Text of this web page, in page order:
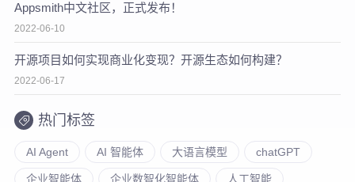
Appsmith中文社区，正式发布！
2022-06-10
开源项目如何实现商业化变现？开源生态如何构建？
2022-06-17
热门标签
AI Agent AI 智能体 大语言模型 chatGPT
企业智能体 企业数智化智能体 人工智能